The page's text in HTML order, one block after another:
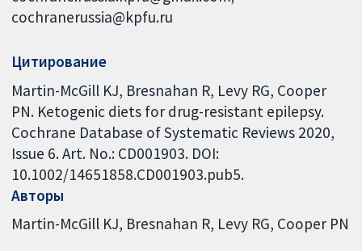
cochranerussia@kpfu.ru
Цитирование
Martin-McGill KJ, Bresnahan R, Levy RG, Cooper
PN. Ketogenic diets for drug-resistant epilepsy.
Cochrane Database of Systematic Reviews 2020,
Issue 6. Art. No.: CD001903. DOI:
10.1002/14651858.CD001903.pub5.
Авторы
Martin-McGill KJ Bresnahan R Levy RG Cooper PN